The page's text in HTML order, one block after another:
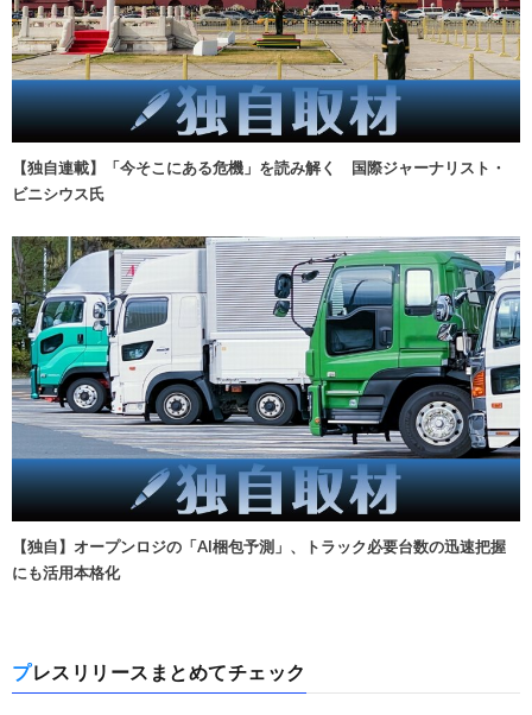
【独自連載】「今そこにある危機」を読み解く 国際ジャーナリスト・
ビニシウス氏
【独自】オープンロジの「AI梱包予測」、トラック必要台数の迅速把握
にも活用本格化
プレスリリースまとめてチェック